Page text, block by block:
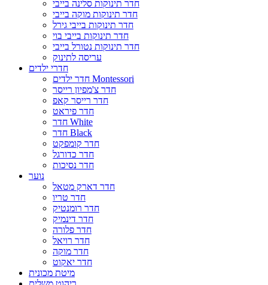
חדר תינוקות סלינה בייבי
חדר תינוקות מוקה בייבי
חדר תינוקות בייבי גירל
חדר תינוקות בייבי בוי
חדר תינוקות נטורל בייבי
עריסה לתינוק
חדרי ילדים
חדר ילדים Montessori
חדר צ'מפיון רייסר
חדר רייסר קאפ
חדר פיראט
חדר White
חדר Black
חדר קומפקט
חדר כדורגל
חדר נסיכות
נוער
חדר דארק מטאל
חדר טריו
חדר רומנטיק
חדר דינמיק
חדר פלורה
חדר רויאל
חדר מוקה
חדר יאקוט
מיטת מכונית